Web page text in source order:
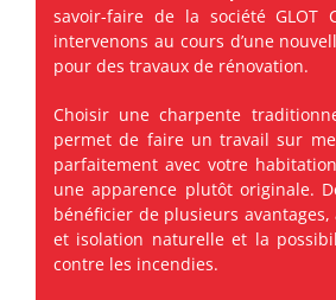
savoir-faire de la société GLOT
intervenons au cours d’une
pour des travaux de rénovation.
Choisir une charpente
permet de faire un travail sur
parfaitement avec votre
une apparence plutôt originale.
bénéficier de plusieurs avantages,
et isolation naturelle et la
contre les incendies.